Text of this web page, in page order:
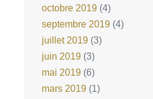
octobre 2019 (4)
septembre 2019 (4)
juillet 2019 (3)
juin 2019 (3)
mai 2019 (6)
mars 2019 (1)